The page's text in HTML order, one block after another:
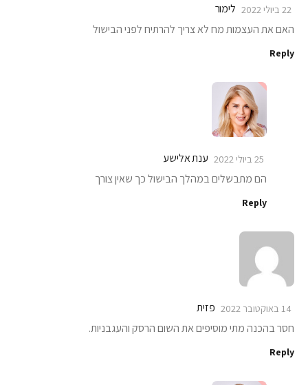
לימור 22 ביולי 2022
האם את העצמות מח לא צריך להרתיח לפני הבישול
Reply
ענת אלישע 25 ביולי 2022
הם מתבשלים במהלך הבישול כך שאין צורך
Reply
פזית 14 באוקטובר 2022
חסר בהכנה מתי מוסיפים את השום הרסק והעגבניות.
Reply